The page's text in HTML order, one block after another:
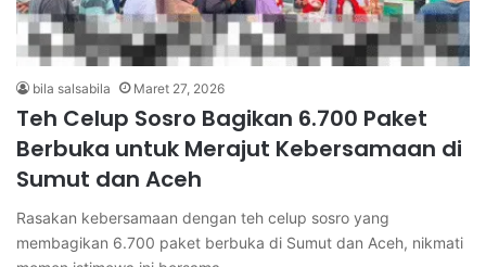
bila salsabila Maret 27, 2026
Teh Celup Sosro Bagikan 6.700 Paket
Berbuka untuk Merajut Kebersamaan di
Sumut dan Aceh
Rasakan kebersamaan dengan teh celup sosro yang
membagikan 6.700 paket berbuka di Sumut dan Aceh, nikmati